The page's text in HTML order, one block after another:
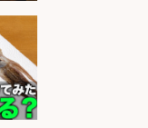
ス